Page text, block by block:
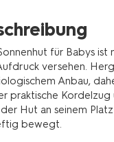
für Babys ist
versehen.
Anbau,
praktische Kordelzug
Hut an seinem
bewegt.